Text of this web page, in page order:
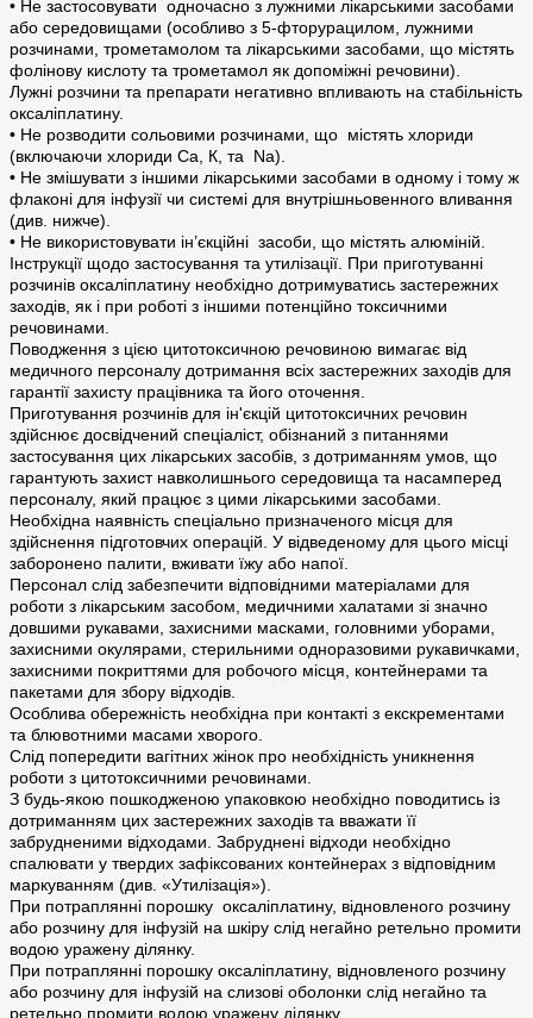
• Не застосовувати одночасно з лужними лікарськими засобами
або середовищами (особливо з 5-фторурацилом, лужними
розчинами, трометамолом та лікарськими засобами, що містять
фолінову кислоту та трометамол як допоміжні речовини).
Лужні розчини та препарати негативно впливають на стабільність
оксаліплатину.
• Не розводити сольовими розчинами, що містять хлориди
(включаючи хлориди Са, К, та Na).
• Не змішувати з іншими лікарськими засобами в одному і тому ж
флаконі для інфузії чи системі для внутрішньовенного вливання
(див. нижче).
• Не використовувати ін’єкційні засоби, що містять алюміній.
Інструкції щодо застосування та утилізації. При приготуванні
розчинів оксаліплатину необхідно дотримуватись застережних
заходів, як і при роботі з іншими потенційно токсичними
речовинами.
Поводження з цією цитотоксичною речовиною вимагає від
медичного персоналу дотримання всіх застережних заходів для
гарантії захисту працівника та його оточення.
Приготування розчинів для ін'єкцій цитотоксичних речовин
здійснює досвідчений спеціаліст, обізнаний з питаннями
застосування цих лікарських засобів, з дотриманням умов, що
гарантують захист навколишнього середовища та насамперед
персоналу, який працює з цими лікарськими засобами.
Необхідна наявність спеціально призначеного місця для
здійснення підготовчих операцій. У відведеному для цього місці
заборонено палити, вживати їжу або напої.
Персонал слід забезпечити відповідними матеріалами для
роботи з лікарським засобом, медичними халатами зі значно
довшими рукавами, захисними масками, головними уборами,
захисними окулярами, стерильними одноразовими рукавичками,
захисними покриттями для робочого місця, контейнерами та
пакетами для збору відходів.
Особлива обережність необхідна при контакті з екскрементами
та блювотними масами хворого.
Слід попередити вагітних жінок про необхідність уникнення
роботи з цитотоксичними речовинами.
З будь-якою пошкодженою упаковкою необхідно поводитись із
дотриманням цих застережних заходів та вважати її
забрудненими відходами. Забруднені відходи необхідно
спалювати у твердих зафіксованих контейнерах з відповідним
маркуванням (див. «Утилізація»).
При потраплянні порошку оксаліплатину, відновленого розчину
або розчину для інфузій на шкіру слід негайно ретельно промити
водою уражену ділянку.
При потраплянні порошку оксаліплатину, відновленого розчину
або розчину для інфузій на слизові оболонки слід негайно та
ретельно промити водою уражену ділянку.